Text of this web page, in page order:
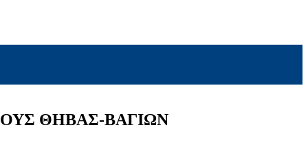
ΘΗΒΑΣ-ΒΑΓΙΩΝ